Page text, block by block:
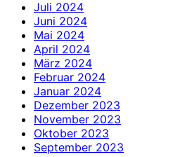
Juli 2024
Juni 2024
Mai 2024
April 2024
März 2024
Februar 2024
Januar 2024
Dezember 2023
November 2023
Oktober 2023
September 2023